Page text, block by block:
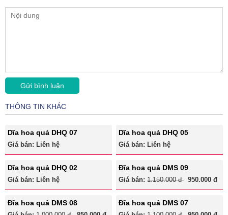
THÔNG TIN KHÁC
Dĩa hoa quả DHQ 07
Giá bán: Liên hệ
Dĩa hoa quả DHQ 05
Giá bán: Liên hệ
Dĩa hoa quả DHQ 02
Giá bán: Liên hệ
Đĩa hoa quả DMS 09
Giá bán: 1.150.000 đ 950.000 đ
Đĩa hoa quả DMS 08 Đĩa hoa quả DMS 07